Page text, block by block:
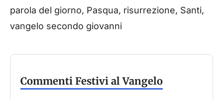
parola del giorno, Pasqua, risurrezione, Santi,
vangelo secondo giovanni
Commenti Festivi al Vangelo